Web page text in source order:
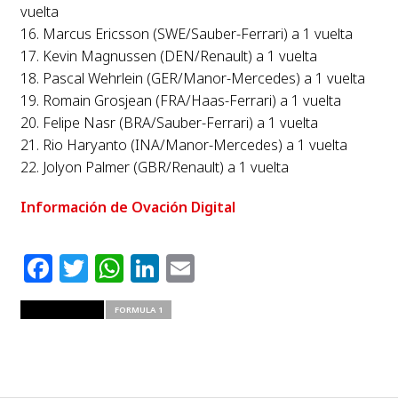
vuelta
16. Marcus Ericsson (SWE/Sauber-Ferrari) a 1 vuelta
17. Kevin Magnussen (DEN/Renault) a 1 vuelta
18. Pascal Wehrlein (GER/Manor-Mercedes) a 1 vuelta
19. Romain Grosjean (FRA/Haas-Ferrari) a 1 vuelta
20. Felipe Nasr (BRA/Sauber-Ferrari) a 1 vuelta
21. Rio Haryanto (INA/Manor-Mercedes) a 1 vuelta
22. Jolyon Palmer (GBR/Renault) a 1 vuelta
Información de Ovación Digital
Facebook
Twitter
WhatsApp
LinkedIn
Email
FORMULA 1